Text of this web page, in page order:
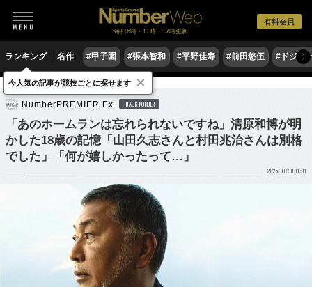
有料会員
毎日6時・11時・17時更新
ランキング 名作 #甲子園 #張本智和 #平野佳寿 #前田悠伍 #ドジャ
〉
野球 プロ野球
NumberPREMIER Ex BACK NUMBER
「あのホームランは忘れられないですね」清原和博が明
かした18歳の記憶「山田久志さんと村田兆治さんは別格
でした」「何が嬉しかったって…」
2025/09/30 11:01
今人気の記事が競技ごとに探せます ×